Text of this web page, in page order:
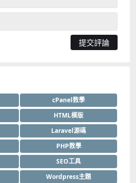
cPanel教學
HTML模版
Laravel源碼
PHP教學
SEO工具
Wordpress主題